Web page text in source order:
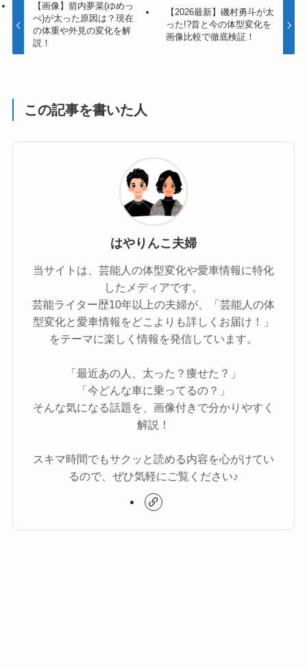
【画像】箭内夢菜(ゆめっ
ぺ)が太った原因は？現在
の体重や外見の変化を解
説！
【2026最新】磯村勇斗が太
った!?昔と今の体型変化を
画像比較で徹底検証！
この記事を書いた人
はやりんこ夫婦
当サイトは、芸能人の体型変化や愛車情報に特化
したメディアです。
芸能ライター歴10年以上の夫婦が、「芸能人の体
型変化と愛車情報をどこよりも詳しくお届け！」
をテーマに楽しく情報を発信しています。
「最近あの人、太った？痩せた？」
「今どんな車に乗ってるの？」
そんな気になる話題を、画像付きで分かりやすく
解説！
スキマ時間でもサクッと読める内容を心がけてい
るので、ぜひ気軽にご覧ください♪